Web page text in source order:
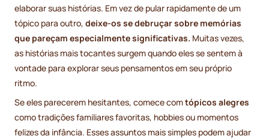
elaborar suas histórias. Em vez de pular rapidamente de um
tópico para outro, deixe-os se debruçar sobre memórias
que pareçam especialmente significativas. Muitas vezes,
as histórias mais tocantes surgem quando eles se sentem à
vontade para explorar seus pensamentos em seu próprio
ritmo.
Se eles parecerem hesitantes, comece comtópicos alegres
como tradições familiares favoritas, hobbies ou momentos
felizes da infância. Esses assuntos mais simples podem ajudar